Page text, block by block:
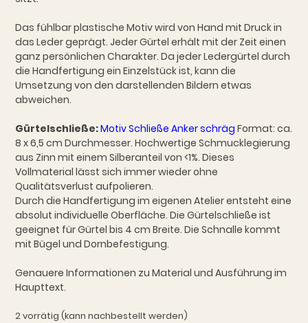
Das fühlbar plastische Motiv wird von Hand mit Druck in
das Leder geprägt. Jeder Gürtel erhält mit der Zeit einen
ganz persönlichen Charakter. Da jeder Ledergürtel durch
die Handfertigung ein Einzelstück ist, kann die
Umsetzung von den darstellenden Bildern etwas
abweichen.
Gürtelschließe:Motiv Schließe Anker schräg Format: ca.
8 x 6,5 cm Durchmesser. Hochwertige Schmucklegierung
aus Zinn mit einem Silberanteil von <1%. Dieses
Vollmaterial lässt sich immer wieder ohne
Qualitätsverlust aufpolieren.
Durch die Handfertigung im eigenen Atelier entsteht eine
absolut individuelle Oberfläche. Die Gürtelschließe ist
geeignet für Gürtel bis 4 cm Breite. Die Schnalle kommt
mit Bügel und Dornbefestigung.
Genauere Informationen zu Material und Ausführung im
Haupttext.
2 vorrätig (kann nachbestellt werden)